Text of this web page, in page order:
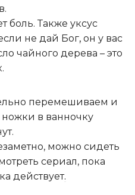
боль. Также уксус
не дай Бог, он у вас
чайного дерева – это
перемешиваем и
в ванночку
можно сидеть
сериал, пока
действует.